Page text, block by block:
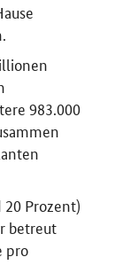
983.000
Prozent)
betreut
pro